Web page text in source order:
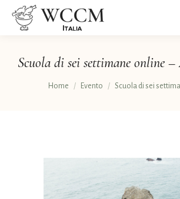
Scuola di sei settimane online –
Tu sei qui:
Home Evento Scuola di sei